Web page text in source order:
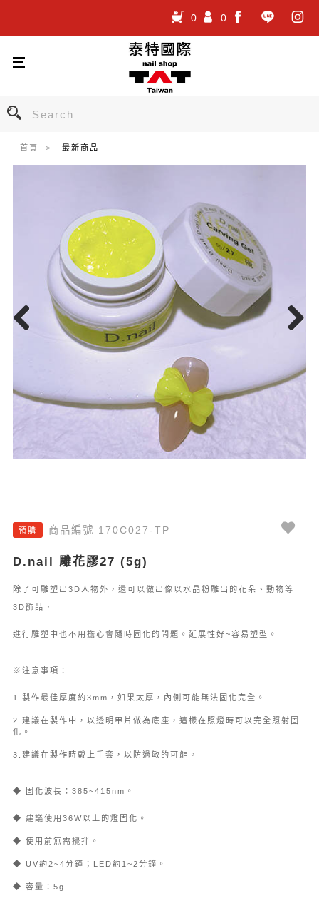
0
0
首頁 最新商品
Previous
預購 商品編號 170C027-TP
D.nail 雕花膠27 (5g)
除了可雕塑出3D人物外，還可以做出像以水晶粉雕出的花朵、動物等
3D飾品，
進行雕塑中也不用擔心會隨時固化的問題。延展性好~容易塑型。
※注意事項：
1.製作最佳厚度約3mm，如果太厚，內側可能無法固化完全。
2.建議在製作中，以透明甲片做為底座，這樣在照燈時可以完全照射固
化。
3.建議在製作時戴上手套，以防過敏的可能。
◆ 固化波長：385~415nm。
◆ 建議使用36W以上的燈固化。
◆ 使用前無需攪拌。
◆ UV約2~4分鐘；LED約1~2分鐘。
◆ 容量：5g